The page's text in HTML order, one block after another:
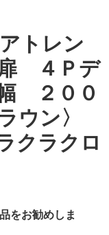
トレン
４Ｐデ
２００
ウン〉
ラクロ
をお勧めしま